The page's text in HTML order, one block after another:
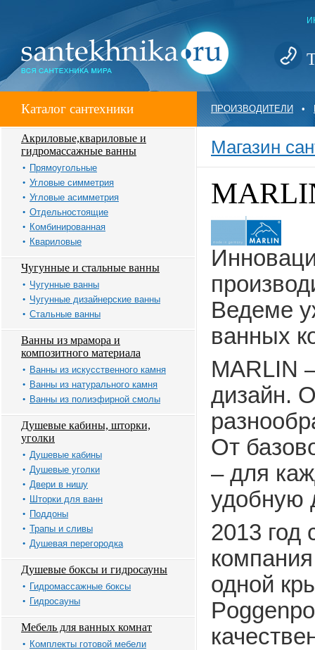
Каталог сантехники ПРОИЗВОДИТЕЛИ •
Акриловые,квариловые и
гидромассажные ванны
Прямоугольные
Угловые симметрия
Угловые асимметрия
Отдельностоящие
Комбинированная
Квариловые
Чугунные и стальные ванны
Чугунные ванны
Чугунные дизайнерские ванны
Стальные ванны
Ванны из мрамора и
композитного материала
Ванны из искусственного камня
Ванны из натурального камня
Ванны из полиэфирной смолы
Душевые кабины, шторки,
уголки
Душевые кабины
Душевые уголки
Двери в нишу
Шторки для ванн
Поддоны
Трапы и сливы
Душевая перегородка
Душевые боксы и гидросауны
Гидромассажные боксы
Гидросауны
Мебель для ванных комнат
Комплекты готовой мебели
Магазин
Ведеме
ванных
MARLIN
дизайн.
От
– для
удобную
2013 год
одной